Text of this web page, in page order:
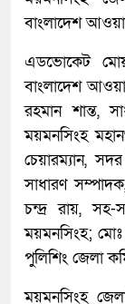
বাংলাদেশ
এডভোকেট
বাংলাদেশ
রহমান শান্ত,
ময়মনসিংহ
চেয়ারম্যান,
সাধারণ
চন্দ্র রায়, সহ-
ময়মনসিংহ; মোঃ
পুলিশিং জেলা
ময়মনসিংহ